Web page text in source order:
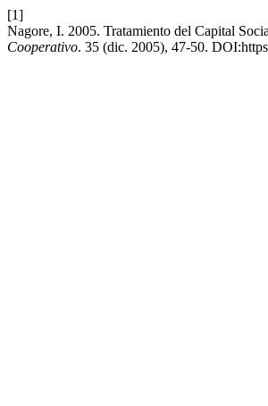
[1]
Nagore, I. 2005. Tratamiento del Capital
Cooperativo. 35 (dic. 2005), 47-50.